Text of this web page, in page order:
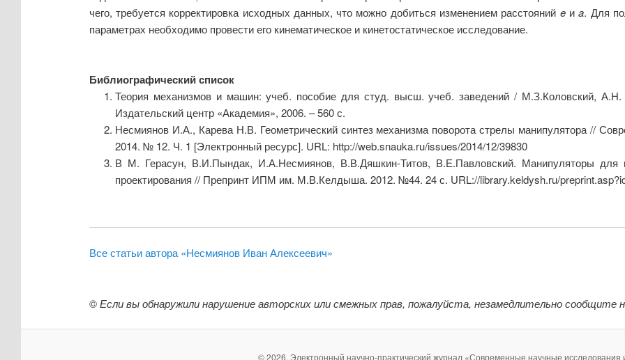
чего, требуется корректировка исходных данных, что можно добиться изменением расстояний eиa. Для
параметрах необходимо провести его кинематическое и кинетостатическое исследование.
Библиографический список
Теория механизмов и машин: учеб. пособие для студ. высш. учеб. заведений / М.З.Коловский,
Издательский центр «Академия», 2006. – 560 с.
Несмиянов И.А., Карева Н.В. Геометрический синтез механизма поворота стрелы манипулятора //
2014. № 12. Ч. 1 [Электронный ресурс]. URL: http://web.snauka.ru/issues/2014/12/39830
В М. Герасун, В.И.Пындак, И.А.Несмиянов, В.В.Дяшкин-Титов, В.Е.Павловский. Манипуляторы для
проектирования // Препринт ИПМ им. М.В.Келдыша. 2012. №44. 24 с. URL://library.keldysh.ru/
Все статьи автора «Несмиянов Иван Алексеевич»
©Если вы обнаружили нарушение авторских или смежных прав, пожалуйста, незамедлительно сообщите
© 2026. Электронный научно-практический журнал «Современные научные исследования